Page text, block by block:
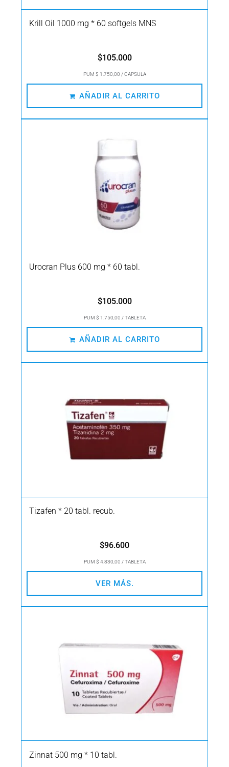
Krill Oil 1000 mg * 60 softgels MNS
$105.000
PUM $ 1.750,00 / CAPSULA
AÑADIR AL CARRITO
Urocran Plus 600 mg * 60 tabl.
$105.000
PUM $ 1.750,00 / TABLETA
AÑADIR AL CARRITO
Tizafen * 20 tabl. recub.
$96.600
PUM $ 4.830,00 / TABLETA
VER MÁS.
Zinnat 500 mg * 10 tabl.